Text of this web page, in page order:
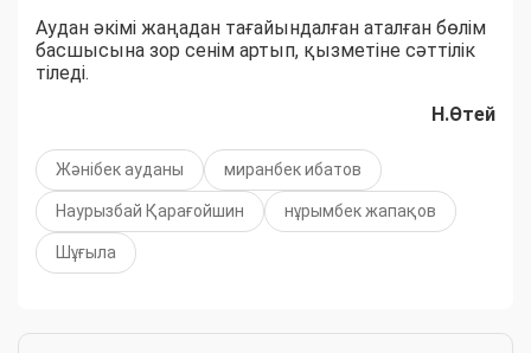
Аудан әкімі жаңадан тағайындалған аталған бөлім
басшысына зор сенім артып, қызметіне сәттілік
тіледі.
Н.Өтей
Жәнібек ауданы миранбек ибатов
Наурызбай Қарағойшин нұрымбек жапақов
Шұғыла